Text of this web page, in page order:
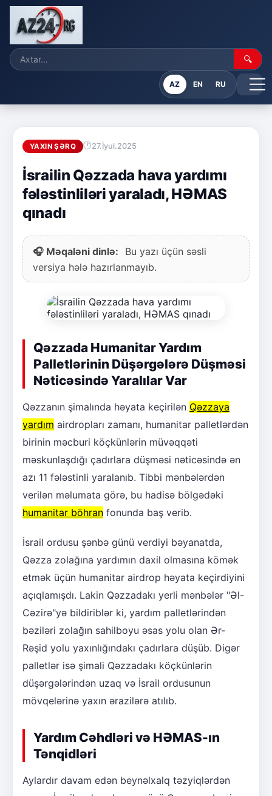
🔍
AZ EN RU
YAXIN ŞƏRQ 27.İyul.2025
İsrailin Qəzzada hava yardımı
fələstinliləri yaraladı, HƏMAS
qınadı
🎧 Məqaləni dinlə:
Bu yazı üçün səsli
versiya hələ hazırlanmayıb.
Qəzzada Humanitar Yardım
Palletlərinin Düşərgələrə Düşməsi
Nəticəsində Yaralılar Var
Qəzzanın şimalında həyata keçirilən Qəzzaya
yardım airdropları zamanı, humanitar palletlərdən
birinin məcburi köçkünlərin müvəqqəti
məskunlaşdığı çadırlara düşməsi nəticəsində ən
azı 11 fələstinli yaralanıb. Tibbi mənbələrdən
verilən məlumata görə, bu hadisə bölgədəki
humanitar böhran fonunda baş verib.
İsrail ordusu şənbə günü verdiyi bəyanatda,
Qəzza zolağına yardımın daxil olmasına kömək
etmək üçün humanitar airdrop həyata keçirdiyini
açıqlamışdı. Lakin Qəzzadakı yerli mənbələr "Əl-
Cəzirə"yə bildiriblər ki, yardım palletlərindən
bəziləri zolağın sahilboyu əsas yolu olan Ər-
Rəşid yolu yaxınlığındakı çadırlara düşüb. Digər
palletlər isə şimali Qəzzadakı köçkünlərin
düşərgələrindən uzaq və İsrail ordusunun
mövqelərinə yaxın ərazilərə atılıb.
Yardım Cəhdləri və HƏMAS-ın
Tənqidləri
Aylardır davam edən beynəlxalq təzyiqlərdən